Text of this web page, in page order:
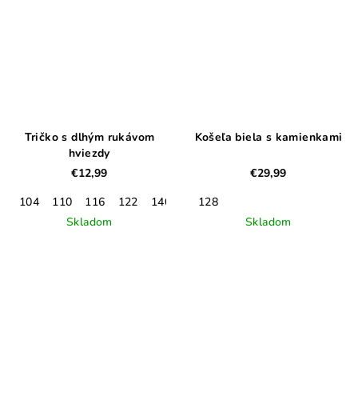
Tričko s dlhým rukávom
hviezdy
€12,99
104
110 116 122 140
152
Skladom
Košeľa biela s kamienkami
€29,99
128
Skladom